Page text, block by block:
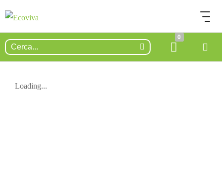
0
Loading...